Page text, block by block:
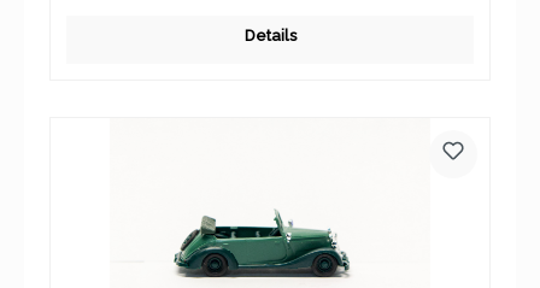
Details